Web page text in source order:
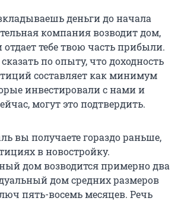
деньги до начала
компания возводит дом,
отдает тебе твою часть прибыли.
по опыту, что доходность
составляет как минимум
инвестировали с нами и
могут это подтвердить.
вы получаете гораздо раньше,
в новостройку.
дом возводится примерно два
дом средних размеров
пять-восемь месяцев. Речь